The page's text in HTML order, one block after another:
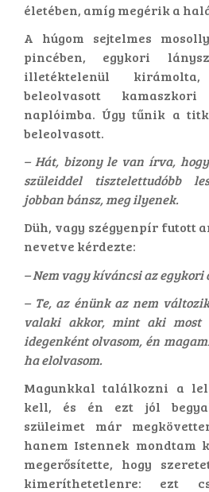
életében, amíg megérik a
A húgom sejtelmes
pincében, egykori
illetéktelenül
beleolvasott
naplóimba. Úgy tűnik a
beleolvasott.
– Hát, bizony le van írva,
szüleiddel tisztelettudóbb
jobban bánsz, meg ilyenek.
Düh, vagy szégyenpír futott
nevetve kérdezte:
– Nem vagy kíváncsi az egykori
– Te, az énünk az nem
valaki akkor, mint aki most
idegenként olvasom, én
ha elolvasom.
Magunkkal találkozni a
kell, és én ezt jól
szüleimet már
hanem Istennek mondtam
megerősítette, hogy
kimeríthetetlenre: ezt